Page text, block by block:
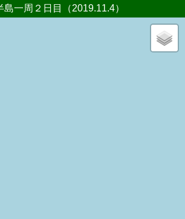
島一周２日目（2019.11.4）